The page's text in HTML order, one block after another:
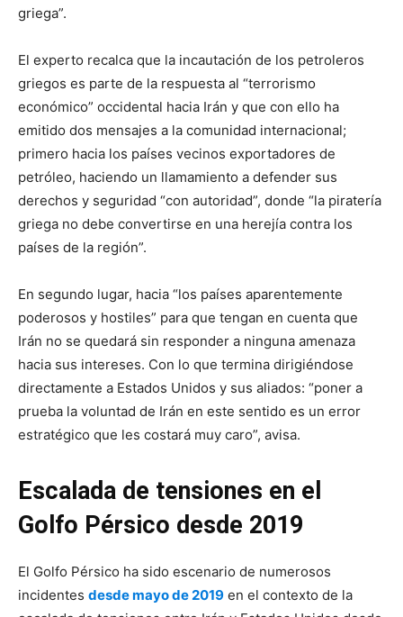
griega”.
El experto recalca que la incautación de los petroleros
griegos es parte de la respuesta al “terrorismo
económico” occidental hacia Irán y que con ello ha
emitido dos mensajes a la comunidad internacional;
primero hacia los países vecinos exportadores de
petróleo, haciendo un llamamiento a defender sus
derechos y seguridad “con autoridad”, donde “la piratería
griega no debe convertirse en una herejía contra los
países de la región”.
En segundo lugar, hacia “los países aparentemente
poderosos y hostiles” para que tengan en cuenta que
Irán no se quedará sin responder a ninguna amenaza
hacia sus intereses. Con lo que termina dirigiéndose
directamente a Estados Unidos y sus aliados: “poner a
prueba la voluntad de Irán en este sentido es un error
estratégico que les costará muy caro”, avisa.
Escalada de tensiones en el
Golfo Pérsico desde 2019
El Golfo Pérsico ha sido escenario de numerosos
incidentes desde mayo de 2019 en el contexto de la